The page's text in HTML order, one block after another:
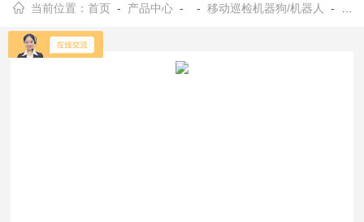
当前位置：首页 - 产品中心 - -移动巡检机器狗/机器人 - OSEN大学校园机器人安防与环境参数巡检系统